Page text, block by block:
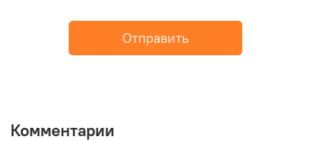
Отправить
Комментарии